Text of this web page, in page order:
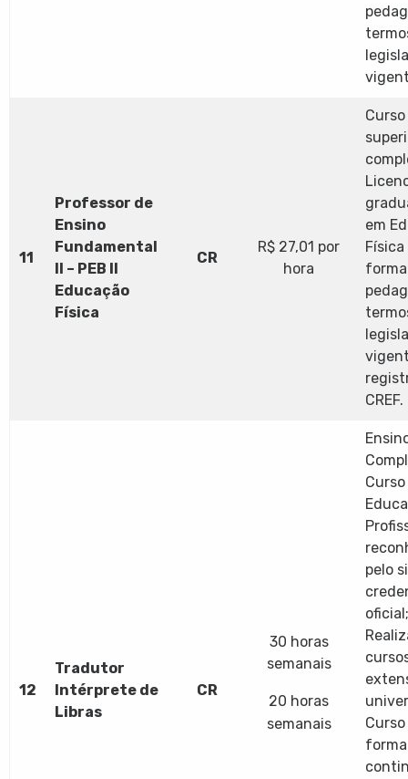
11
Professor de
Ensino
Fundamental
II – PEB II
Educação
Física
CR
R$ 27,01 por
hora
em
Física
CREF.
12
Tradutor
Intérprete de
Libras
CR
30 horas
semanais
20 horas
semanais
pelo
oficial;